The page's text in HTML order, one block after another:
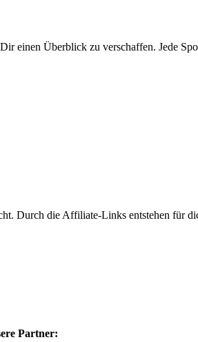
einen Überblick zu verschaffen. Jede
Durch die Affiliate-Links entstehen für
Partner: